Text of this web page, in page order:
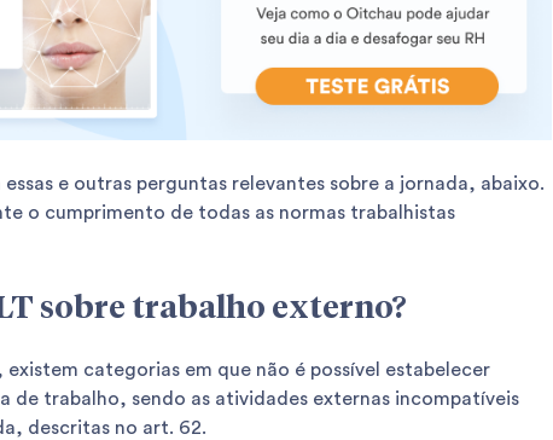
essas e outras perguntas relevantes sobre a jornada, abaixo.
o cumprimento de todas as normas trabalhistas
sobre trabalho externo?
existem categorias em que não é possível estabelecer
de trabalho, sendo as atividades externas incompatíveis
descritas no art. 62.